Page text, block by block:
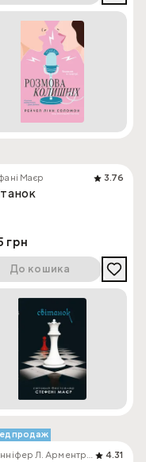
Маєр 3.76
грн
До кошика
Дженніфер Л. Арментраут
4.31